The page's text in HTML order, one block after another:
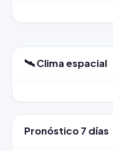
🛰️ Clima espacial
Pronóstico 7 días